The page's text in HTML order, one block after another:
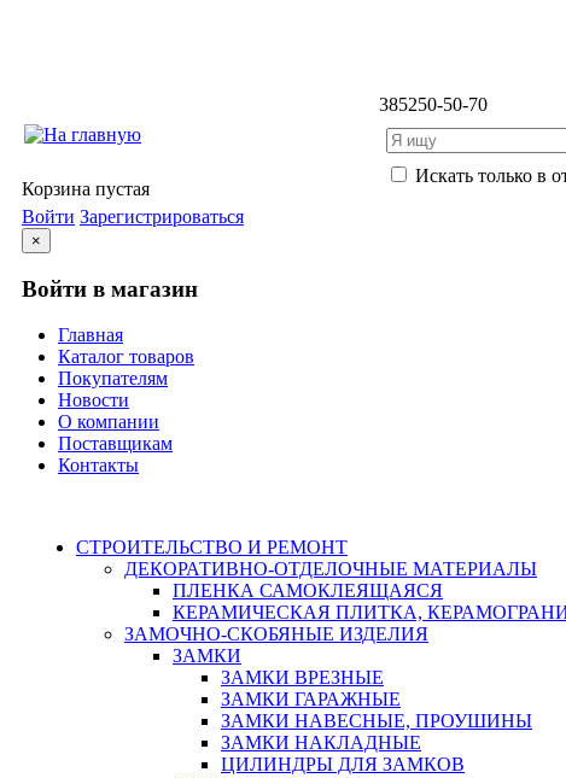
385250-50-70
Искать только в
Корзина пустая
Войти Зарегистрироваться
×
Войти в магазин
Главная
Каталог товаров
Покупателям
Новости
О компании
Поставщикам
Контакты
СТРОИТЕЛЬСТВО И РЕМОНТ
ДЕКОРАТИВНО-ОТДЕЛОЧНЫЕ МАТЕРИАЛЫ
ПЛЕНКА САМОКЛЕЯЩАЯСЯ
КЕРАМИЧЕСКАЯ ПЛИТКА,
ЗАМОЧНО-СКОБЯНЫЕ ИЗДЕЛИЯ
ЗАМКИ
ЗАМКИ ВРЕЗНЫЕ
ЗАМКИ ГАРАЖНЫЕ
ЗАМКИ НАВЕСНЫЕ, ПРОУШИНЫ
ЗАМКИ НАКЛАДНЫЕ
ЦИЛИНДРЫ ДЛЯ ЗАМКОВ